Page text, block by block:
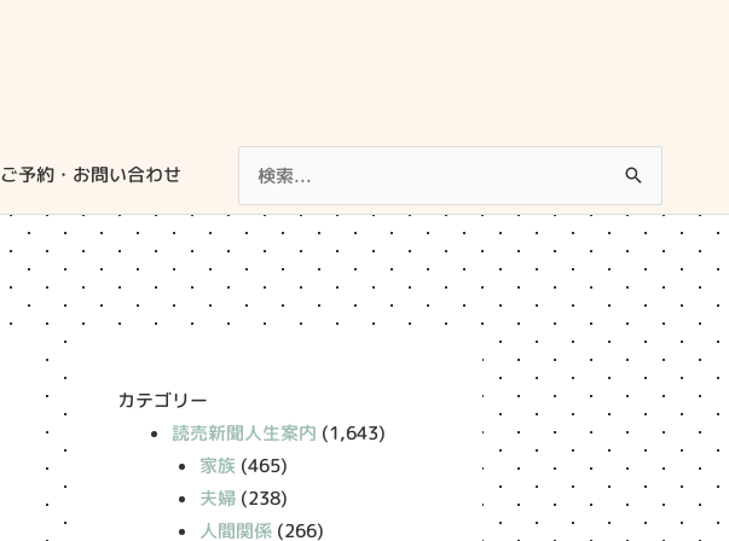
ご予約・お問い合わせ
索
対
象:
カテゴリー
読売新聞人生案内 (1,643)
家族 (465)
夫婦(238)
人間関係(266)